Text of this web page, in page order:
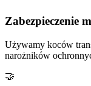
Zabezpieczenie
Używamy koców
narożników
🤝